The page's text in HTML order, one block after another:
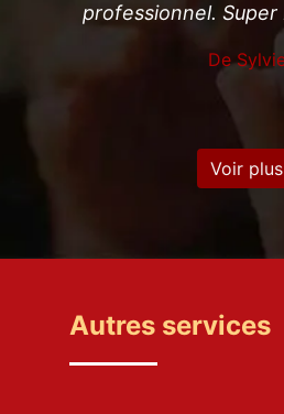
! Merci
Voir plus
Autres services